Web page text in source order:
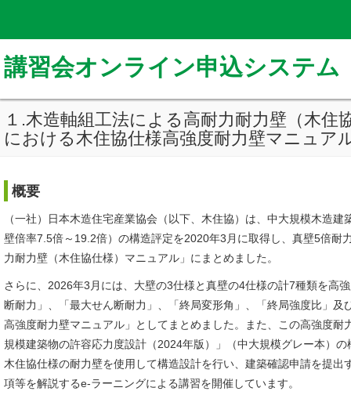
講習会オンライン申込システム
１.木造軸組工法による高耐力耐力壁（木
における木住協仕様高強度耐力壁マニュア
概要
（一社）日本木造住宅産業協会（以下、木住協）は、中大規模木造
壁倍率7.5倍～19.2倍）の構造評定を2020年3月に取得し、真壁5倍
力耐力壁（木住協仕様）マニュアル」にまとめました。
さらに、2026年3月には、大壁の3仕様と真壁の4仕様の計7種類を高
断耐力」、「最大せん断耐力」、「終局変形角」、「終局強度比」
高強度耐力壁マニュアル」としてまとめました。また、この高強度
規模建築物の許容応力度設計（2024年版）」（中大規模グレー本）
木住協仕様の耐力壁を使用して構造設計を行い、建築確認申請を提
項等を解説するe-ラーニングによる講習を開催しています。